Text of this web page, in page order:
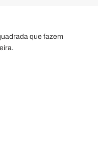
que fazem